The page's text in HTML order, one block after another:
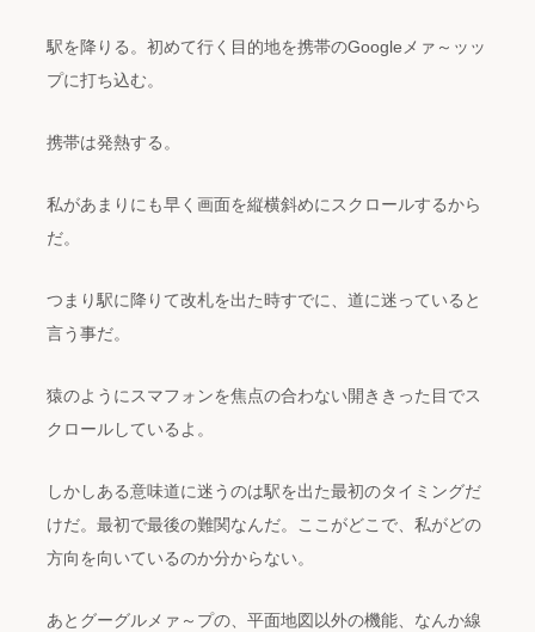
駅を降りる。初めて行く目的地を携帯のGoogleメァ～ッッ
プに打ち込む。
携帯は発熱する。
私があまりにも早く画面を縦横斜めにスクロールするから
だ。
つまり駅に降りて改札を出た時すでに、道に迷っていると
言う事だ。
猿のようにスマフォンを焦点の合わない開ききった目でス
クロールしているよ。
しかしある意味道に迷うのは駅を出た最初のタイミングだ
けだ。最初で最後の難関なんだ。ここがどこで、私がどの
方向を向いているのか分からない。
あとグーグルメァ～プの、平面地図以外の機能、なんか線